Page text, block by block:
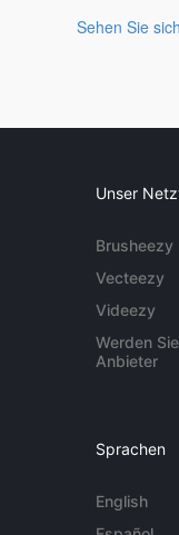
Sehen Sie
Unser
Brusheezy
Vecteezy
Videezy
Werden Sie
Anbieter
Sprachen
English